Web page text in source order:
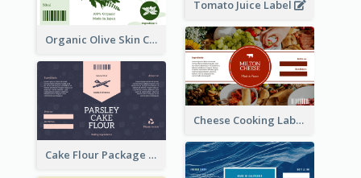
Tomato Juice Label
Organic Olive Skin Care Label
Cheese Cooking Label
Cake Flour Package Label